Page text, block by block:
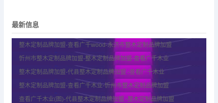
最新信息
整木定制品牌加盟-查看广千wood-永济市整木定制品牌加盟
忻州市整木定制品牌加盟-整木定制品牌加盟-查看广千木业
整木定制品牌加盟-代县整木定制品牌加盟 -查看广千木业
整木定制品牌加盟-查看广千木业-忻州市整木定制品牌加盟
查看广千木业(图)-代县整木定制品牌加盟 -整木定制品牌加盟